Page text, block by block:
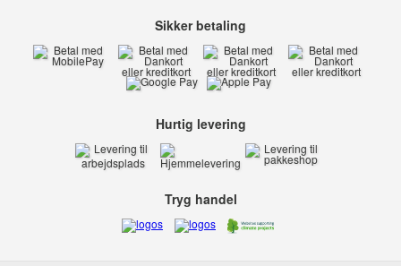
Sikker betaling
Hurtig levering
Tryg handel